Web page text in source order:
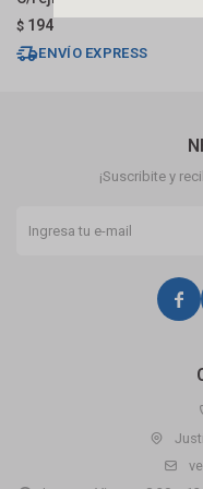
$ 194
ENVÍO EXPRESS
¡Suscribite y
